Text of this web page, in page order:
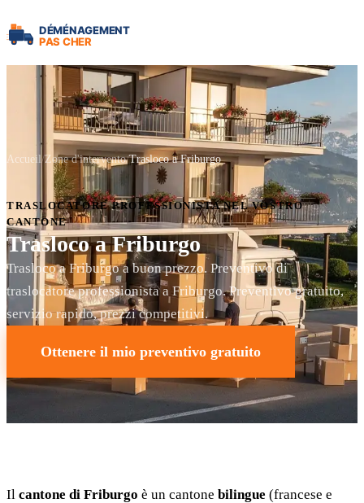
Accueil Zone d'intervento Trasloco a Friburgo
TRASLOCATORE PROFESSIONISTA NEL VOSTRO
CANTONE
Trasloco a Friburgo
Trasloco a Friburgo a buon prezzo. Preventivo di
traslocatore professionista a Friburgo. Preventivo gratuito,
servizio rapido, prezzi competitivi.
Ottenere il mio preventivo gratuito
Il cantone di Friburgo è un cantone bilingue (francese e